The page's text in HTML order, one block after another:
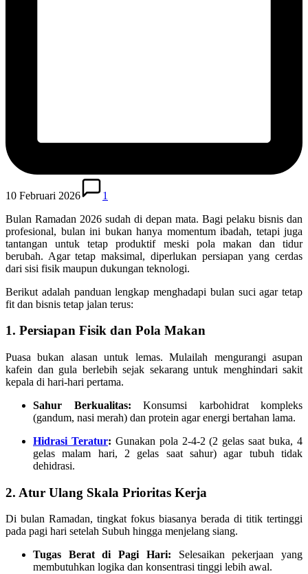
10 Februari 2026
1
Bulan Ramadan 2026 sudah di depan mata. Bagi pelaku bisnis dan
profesional, bulan ini bukan hanya momentum ibadah, tetapi juga
tantangan untuk tetap produktif meski pola makan dan tidur
berubah. Agar tetap maksimal, diperlukan persiapan yang cerdas
dari sisi fisik maupun dukungan teknologi.
Berikut adalah panduan lengkap menghadapi bulan suci agar tetap
fit dan bisnis tetap jalan terus:
1. Persiapan Fisik dan Pola Makan
Puasa bukan alasan untuk lemas. Mulailah mengurangi asupan
kafein dan gula berlebih sejak sekarang untuk menghindari sakit
kepala di hari-hari pertama.
Sahur Berkualitas: Konsumsi karbohidrat kompleks
(gandum, nasi merah) dan protein agar energi bertahan lama.
Hidrasi Teratur: Gunakan pola 2-4-2 (2 gelas saat buka, 4
gelas malam hari, 2 gelas saat sahur) agar tubuh tidak
dehidrasi.
2. Atur Ulang Skala Prioritas Kerja
Di bulan Ramadan, tingkat fokus biasanya berada di titik tertinggi
pada pagi hari setelah Subuh hingga menjelang siang.
Tugas Berat di Pagi Hari: Selesaikan pekerjaan yang
membutuhkan logika dan konsentrasi tinggi lebih awal.